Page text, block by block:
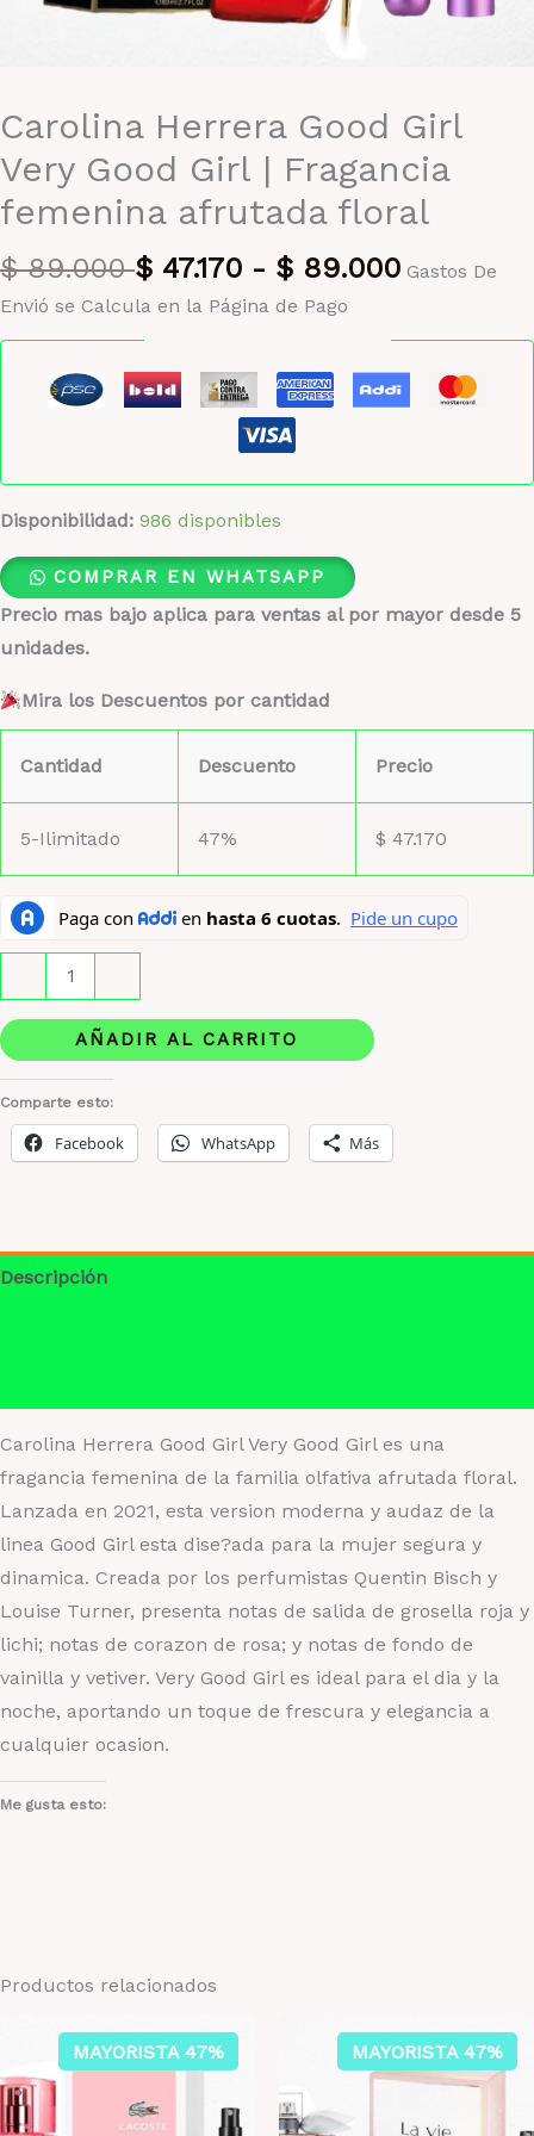
Carolina Herrera Good Girl
Very Good Girl | Fragancia
femenina afrutada floral
$89.000 $ 47.170 - $ 89.000 Gastos De
Envió se Calcula en la Página de Pago
Disponibilidad: 986 disponibles
COMPRAR EN WHATSAPP
Precio mas bajo aplica para ventas al por mayor desde 5
unidades.
Mira los Descuentos por cantidad
Cantidad Descuento Precio
5-Ilimitado 47% $ 47.170
Carolina
Herrera
Good
Girl
Very
Good
Girl
femenina
AÑADIR AL CARRITO
Comparte esto:
Facebook WhatsApp Más
Descripción
Carolina Herrera Good Girl Very Good Girl es una
fragancia femenina de la familia olfativa afrutada floral.
Lanzada en 2021, esta version moderna y audaz de la
linea Good Girl esta dise?ada para la mujer segura y
dinamica. Creada por los perfumistas Quentin Bisch y
Louise Turner, presenta notas de salida de grosella roja y
lichi; notas de corazon de rosa; y notas de fondo de
vainilla y vetiver. Very Good Girl es ideal para el dia y la
noche, aportando un toque de frescura y elegancia a
cualquier ocasion.
Me gusta esto:
Productos relacionados
MAYORISTA 47% MAYORISTA 47%